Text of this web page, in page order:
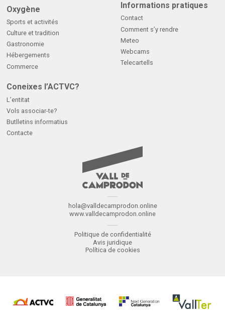
hola@valldecamprodon.online
www.valldecamprodon.online
Politique de confidentialité
Avis juridique
Política de cookies
Oxygène
Sports et activités
Culture et tradition
Gastronomie
Hébergements
Commerce
Informations pratiques
Contact
Comment s’y rendre
Meteo
Webcams
Telecartells
Coneixes l’ACTVC?
L’entitat
Vols associar-te?
Butlletins informatius
Contacte